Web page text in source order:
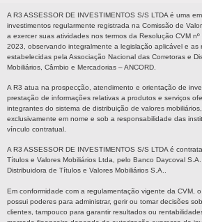
A R3 ASSESSOR DE INVESTIMENTOS S/S LTDA é uma
investimentos regularmente registrada na Comissão de
a exercer suas atividades nos termos da Resolução CVM
2023, observando integralmente a legislação aplicável e as
estabelecidas pela Associação Nacional das Corretoras e
Mobiliários, Câmbio e Mercadorias – ANCORD.
A R3 atua na prospecção, atendimento e orientação de
prestação de informações relativas a produtos e serviços
integrantes do sistema de distribuição de valores
exclusivamente em nome e sob a responsabilidade das
vínculo contratual.
A R3 ASSESSOR DE INVESTIMENTOS S/S LTDA é
Títulos e Valores Mobiliários Ltda, pelo Banco Daycoval
Distribuidora de Títulos e Valores Mobiliários S.A..
Em conformidade com a regulamentação vigente da CVM,
possui poderes para administrar, gerir ou tomar decisões
clientes, tampouco para garantir resultados ou